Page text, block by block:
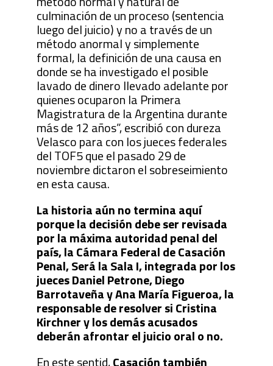
culminación de un proceso (sentencia
luego del juicio) y no a través de un
método anormal y simplemente
formal, la definición de una causa en
donde se ha investigado el posible
lavado de dinero llevado adelante por
quienes ocuparon la Primera
Magistratura de la Argentina durante
más de 12 años”, escribió con dureza
Velasco para con los jueces federales
del TOF5 que el pasado 29 de
noviembre dictaron el sobreseimiento
en esta causa.
La historia aún no termina aquí
porque la decisión debe ser revisada
por la máxima autoridad penal del
país, la Cámara Federal de Casación
Penal, Será la Sala I, integrada por los
jueces Daniel Petrone, Diego
Barrotaveña y Ana María Figueroa, la
responsable de resolver si Cristina
Kirchner y los demás acusados
deberán afrontar el juicio oral o no.